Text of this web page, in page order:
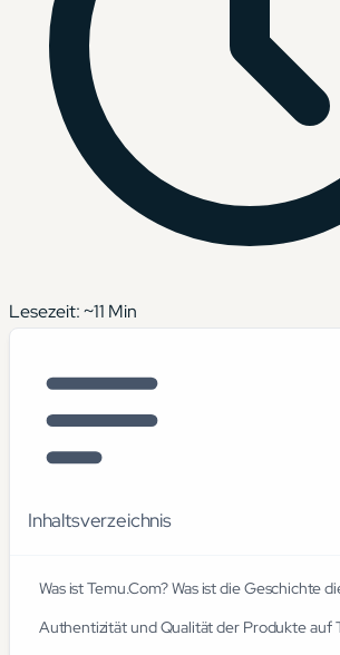
Lesezeit: ~11 Min
Inhaltsverzeichnis
Was ist Temu.Com? Was ist die Geschichte
Authentizität und Qualität der Produkte auf